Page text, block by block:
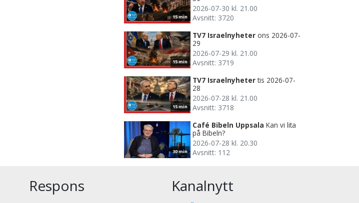
15 min
2026-07-30 kl. 21.00
Avsnitt: 3720
15 min
TV7 Israelnyheter ons 2026-07-
29
2026-07-29 kl. 21.00
Avsnitt: 3719
15 min
TV7 Israelnyheter tis 2026-07-
28
2026-07-28 kl. 21.00
Avsnitt: 3718
30 min
Café Bibeln Uppsala Kan vi lita
på Bibeln?
2026-07-28 kl. 20.30
Avsnitt: 112
Respons Kanalnytt